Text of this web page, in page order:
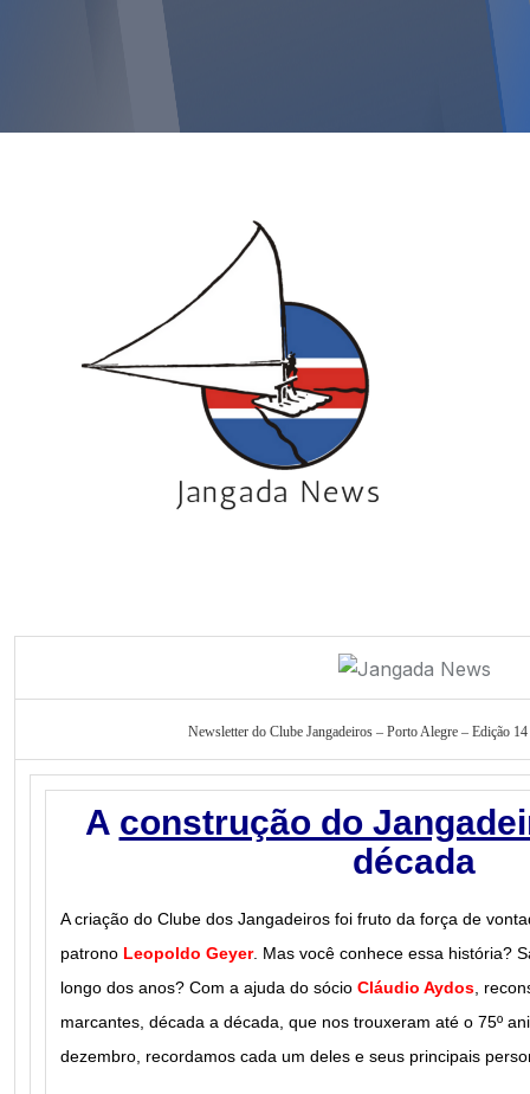
Newsletter do Clube Jangadeiros – Porto Alegre – Edição
A construção do
década
A criação do Clube dos Jangadeiros foi fruto da força de
patrono Leopoldo Geyer. Mas você conhece essa história?
longo dos anos? Com a ajuda do sócio Cláudio Aydos ,
marcantes, década a década, que nos trouxeram até o 75º
dezembro, recordamos cada um deles e seus principais